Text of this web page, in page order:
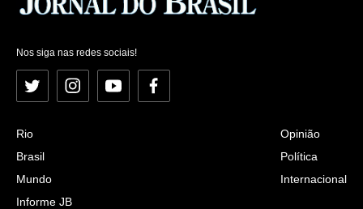
Nos siga nas redes sociais!
Twitter InstagramYouTubeFacebook
Rio
Brasil
Mundo
Informe JB
Opinião
Política
Internacional